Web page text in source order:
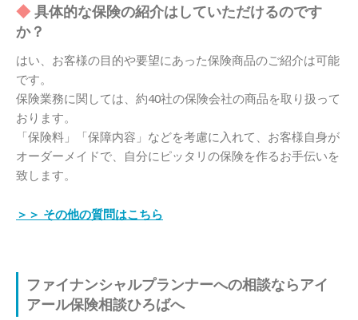
具体的な保険の紹介はしていただけるのです
か？
はい、お客様の目的や要望にあった保険商品のご紹介は可能
です。
保険業務に関しては、約40社の保険会社の商品を取り扱って
おります。
「保険料」「保障内容」などを考慮に入れて、お客様自身が
オーダーメイドで、自分にピッタリの保険を作るお手伝いを
致します。
＞＞ その他の質問はこちら
ファイナンシャルプランナーへの相談ならアイ
アール保険相談ひろばへ